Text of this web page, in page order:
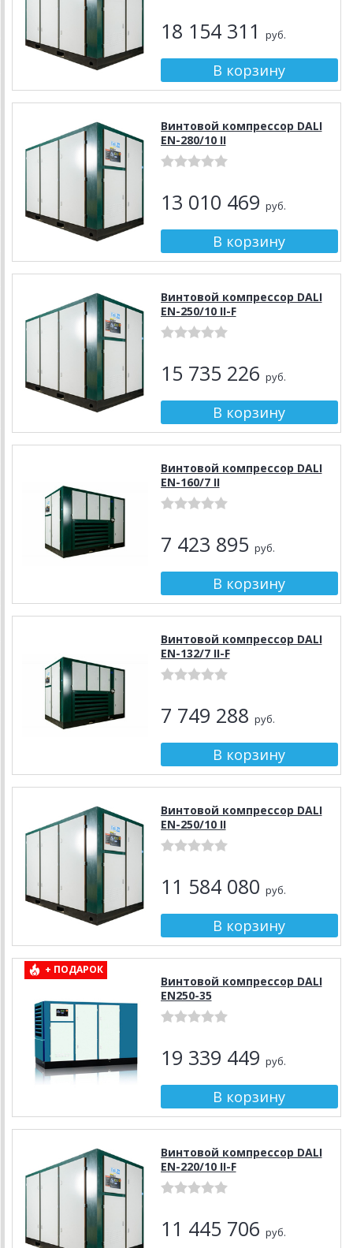
18 154 311 руб.
Винтовой компрессор DALI
EN-280/10 II
13 010 469 руб.
Винтовой компрессор DALI
EN-250/10 II-F
15 735 226 руб.
Винтовой компрессор DALI
EN-160/7 II
7 423 895 руб.
Винтовой компрессор DALI
EN-132/7 II-F
7 749 288 руб.
Винтовой компрессор DALI
EN-250/10 II
11 584 080 руб.
+ ПОДАРОК
Винтовой компрессор DALI
EN250-35
19 339 449 руб.
Винтовой компрессор DALI
EN-220/10 II-F
11 445 706 руб.